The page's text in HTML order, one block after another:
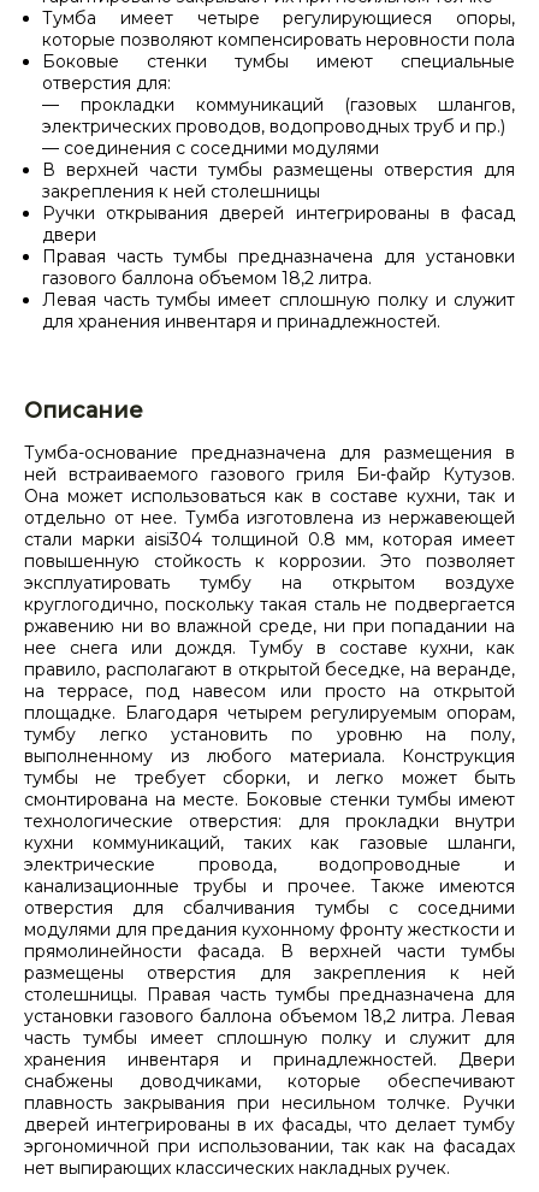
Тумба имеет четыре регулирующиеся опоры,
которые позволяют компенсировать неровности пола
Боковые стенки тумбы имеют специальные
отверстия для:
— прокладки коммуникаций (газовых шлангов,
электрических проводов, водопроводных труб и пр.)
— соединения с соседними модулями
В верхней части тумбы размещены отверстия для
закрепления к ней столешницы
Ручки открывания дверей интегрированы в фасад
двери
Правая часть тумбы предназначена для установки
газового баллона объемом 18,2 литра.
Левая часть тумбы имеет сплошную полку и служит
для хранения инвентаря и принадлежностей.
Описание
Тумба-основание предназначена для размещения в
ней встраиваемого газового гриля Би-файр Кутузов.
Она может использоваться как в составе кухни, так и
отдельно от нее. Тумба изготовлена из нержавеющей
стали марки aisi304 толщиной 0.8 мм, которая имеет
повышенную стойкость к коррозии. Это позволяет
эксплуатировать тумбу на открытом воздухе
круглогодично, поскольку такая сталь не подвергается
ржавению ни во влажной среде, ни при попадании на
нее снега или дождя. Тумбу в составе кухни, как
правило, располагают в открытой беседке, на веранде,
на террасе, под навесом или просто на открытой
площадке. Благодаря четырем регулируемым опорам,
тумбу легко установить по уровню на полу,
выполненному из любого материала. Конструкция
тумбы не требует сборки, и легко может быть
смонтирована на месте. Боковые стенки тумбы имеют
технологические отверстия: для прокладки внутри
кухни коммуникаций, таких как газовые шланги,
электрические провода, водопроводные и
канализационные трубы и прочее. Также имеются
отверстия для сбалчивания тумбы с соседними
модулями для предания кухонному фронту жесткости и
прямолинейности фасада. В верхней части тумбы
размещены отверстия для закрепления к ней
столешницы. Правая часть тумбы предназначена для
установки газового баллона объемом 18,2 литра. Левая
часть тумбы имеет сплошную полку и служит для
хранения инвентаря и принадлежностей. Двери
снабжены доводчиками, которые обеспечивают
плавность закрывания при несильном толчке. Ручки
дверей интегрированы в их фасады, что делает тумбу
эргономичной при использовании, так как на фасадах
нет выпирающих классических накладных ручек.